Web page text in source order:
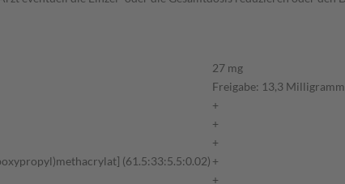
27 mg
Freigabe: 13,3
+
+
+
(61.5:33:5.5:0.02) +
+